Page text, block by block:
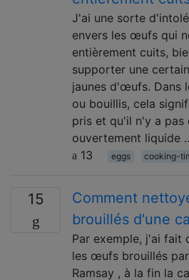
J'ai une sorte
envers les œufs qui
entièrement cuits,
supporter une
jaunes d'œufs. Dans
ou bouillis, cela
pris et qu'il n'y a pas
ouvertement liquide
13
eggs cooking-
15
Comment
brouillés d'une
Par exemple, j'ai
les œufs brouillés
Ramsay , à la fin la